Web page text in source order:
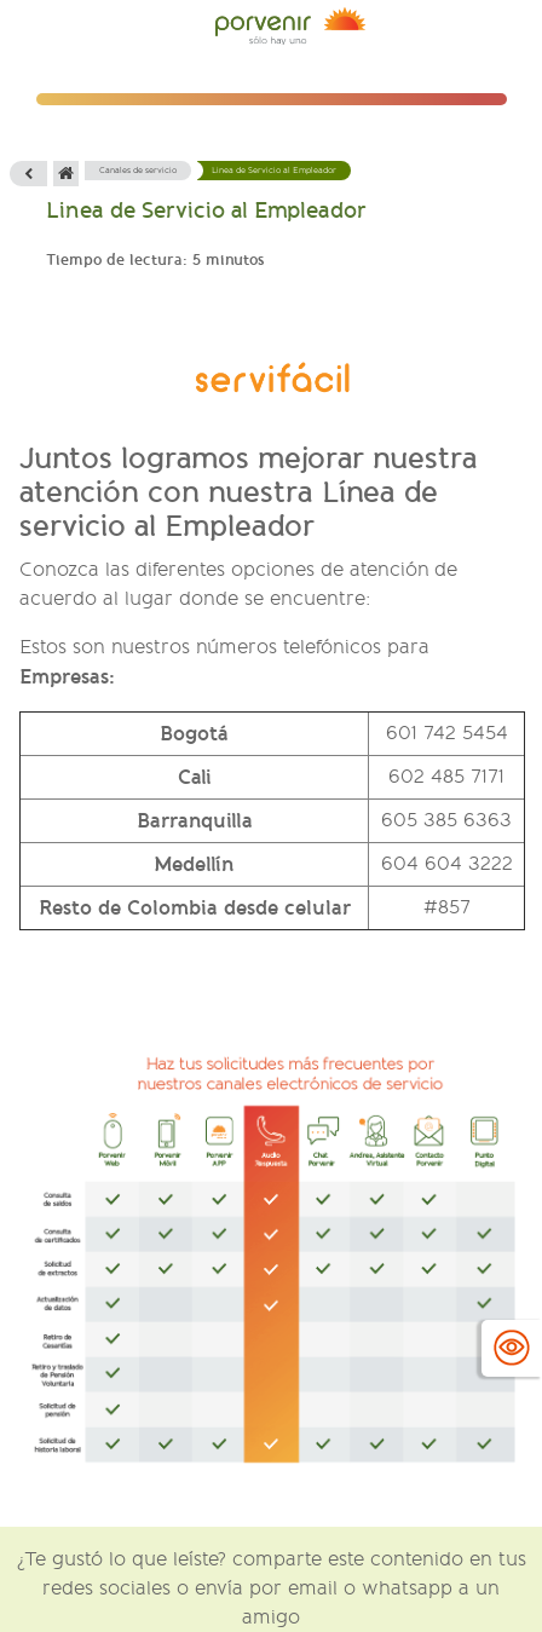
Canales de servicio Linea de Servicio al Empleador
Linea de Servicio al Empleador
Tiempo de lectura: 5 minutos
Juntos logramos mejorar nuestra
atención con nuestra Línea de
servicio al Empleador
Conozca las diferentes opciones de atención de
acuerdo al lugar donde se encuentre:
Estos son nuestros números telefónicos para
Empresas:
Bogotá
601 742 5454
Cali
602 485 7171
Barranquilla
605 385 6363
Medellín
604 604 3222
Resto de Colombia desde celular
#857
¿Te gustó lo que leíste? comparte este contenido en tus
redes sociales o envía por email o whatsapp a un
amigo